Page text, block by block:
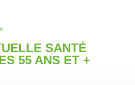
SANTÉ
55 ANS ET +